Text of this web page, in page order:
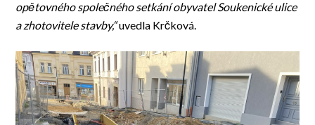
opětovného společného setkání obyvatel Soukenické ulice
a zhotovitele stavby,“uvedla Krčková.